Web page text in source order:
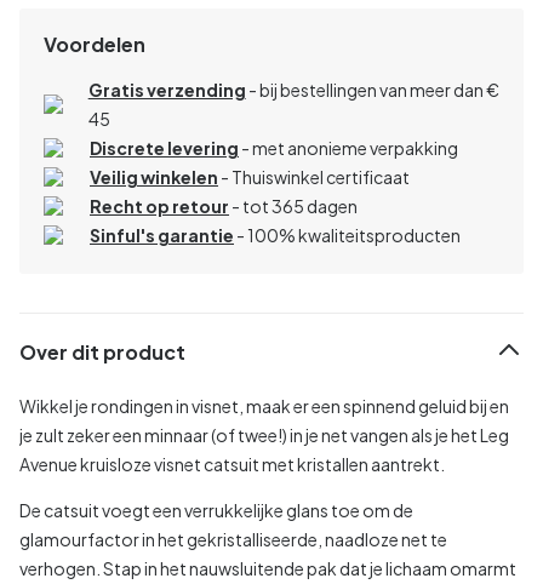
Voordelen
Gratis verzending - bij bestellingen van meer dan €
45
Discrete levering - met anonieme verpakking
Veilig winkelen - Thuiswinkel certificaat
Recht op retour - tot 365 dagen
Sinful's garantie - 100% kwaliteitsproducten
Over dit product
Wikkel je rondingen in visnet, maak er een spinnend geluid bij en
je zult zeker een minnaar (of twee!) in je net vangen als je het Leg
Avenue kruisloze visnet catsuit met kristallen aantrekt.
De catsuit voegt een verrukkelijke glans toe om de
glamourfactor in het gekristalliseerde, naadloze net te
verhogen. Stap in het nauwsluitende pak dat je lichaam omarmt